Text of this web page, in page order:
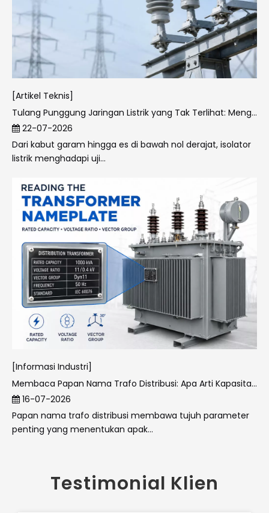
[Artikel Teknis]
Tulang Punggung Jaringan Listrik yang Tak Terlihat: Menguraikan Permintaan Insulator di Dunia Nyata
22-07-2026
Dari kabut garam hingga es di bawah nol derajat, isolator
listrik menghadapi uji...
[Informasi Industri]
Membaca Papan Nama Trafo Distribusi: Apa Arti Kapasitas Terukur, Rasio Tegangan, dan Grup Vektor
16-07-2026
Papan nama trafo distribusi membawa tujuh parameter
penting yang menentukan apak...
Testimonial Klien